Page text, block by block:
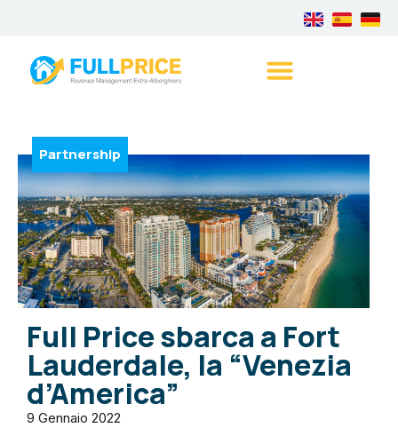
Partnership
Full Price sbarca a Fort
Lauderdale, la “Venezia
d’America”
9 Gennaio 2022